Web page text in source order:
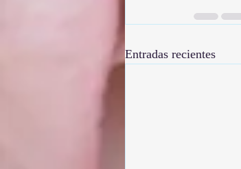
Entradas recientes